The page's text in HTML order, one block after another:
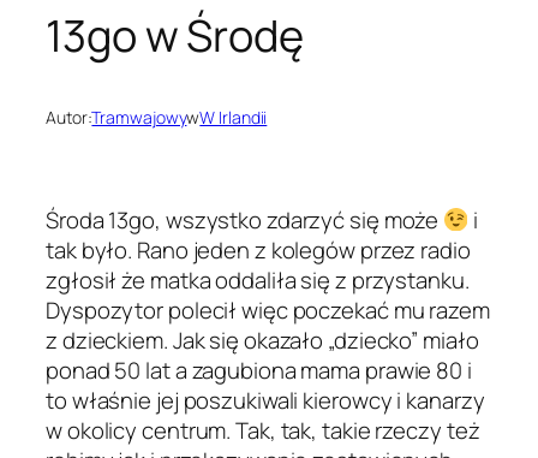
13go w Środę
Autor:TramwajowywW Irlandii
Środa 13go, wszystko zdarzyć się może
i
tak było. Rano jeden z kolegów przez radio
zgłosił że matka oddaliła się z przystanku.
Dyspozytor polecił więc poczekać mu razem
z dzieckiem. Jak się okazało „dziecko” miało
ponad 50 lat a zagubiona mama prawie 80 i
to właśnie jej poszukiwali kierowcy i kanarzy
w okolicy centrum. Tak, tak, takie rzeczy też